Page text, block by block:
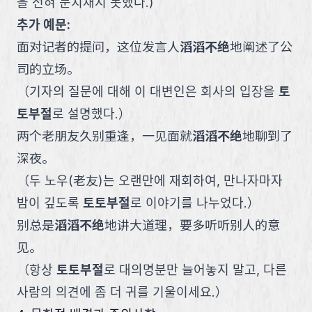
추가 예문:
面对记者的提问，这位发言人滔滔不绝地阐述了公
司的立场。
（기자의 질문에 대해 이 대변인은 회사의 입장을 토
토부절로 설명했다.）
两个老朋友久别重逢，一见面就滔滔不绝地聊到了
深夜。
（두 노우(老友)는 오랜만에 재회하여, 만나자마자
밤이 깊도록 토토부절로 이야기를 나누었다.）
别总是滔滔不绝地讲大道理，要多听听别人的意
见。
（항상 토토부절로 대의명분만 늘어놓지 말고, 다른
사람의 의견에 좀 더 귀를 기울이세요.）